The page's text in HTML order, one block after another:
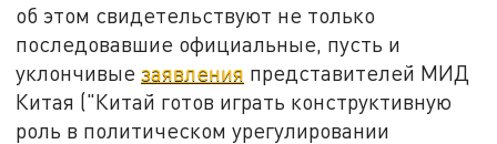
об этом свидетельствуют не только
последовавшие официальные, пусть и
уклончивыезаявления представителей МИД
Китая ("Китай готов играть конструктивную
роль в политическом урегулировании